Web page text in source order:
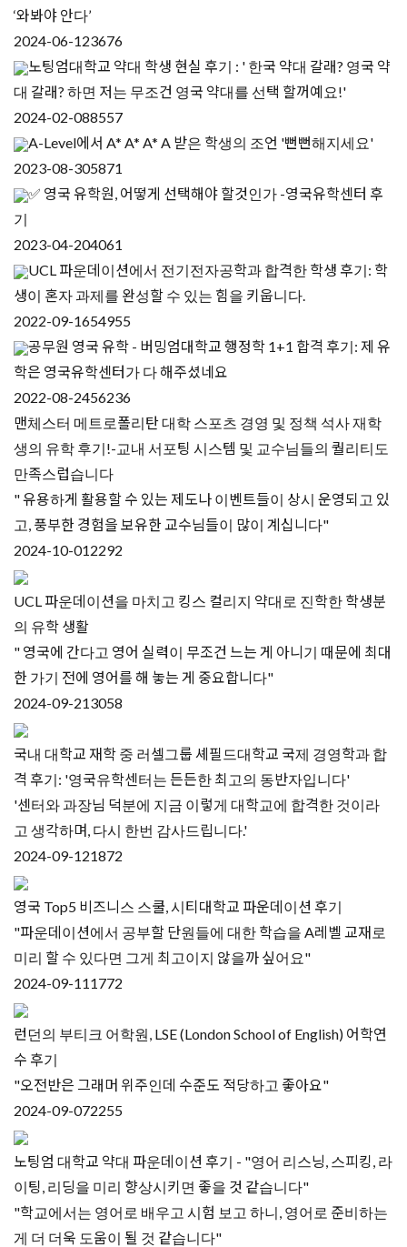
‘와봐야 안다’
2024-06-123676
노팅엄대학교 약대 학생 현실 후기 : ' 한국 약대 갈래? 영국 약
대 갈래? 하면 저는 무조건 영국 약대를 선택 할꺼예요!'
2024-02-088557
A-Level에서 A* A* A* A 받은 학생의 조언 '뻔뻔해지세요'
2023-08-305871
✅ 영국 유학원, 어떻게 선택해야 할것인가 -영국유학센터 후
기
2023-04-204061
UCL 파운데이션에서 전기전자공학과 합격한 학생 후기: 학
생이 혼자 과제를 완성할 수 있는 힘을 키웁니다.
2022-09-1654955
공무원 영국 유학 - 버밍엄대학교 행정학 1+1 합격 후기: 제 유
학은 영국유학센터가 다 해주셨네요
2022-08-2456236
맨체스터 메트로폴리탄 대학 스포츠 경영 및 정책 석사 재학
생의 유학 후기!-교내 서포팅 시스템 및 교수님들의 퀄리티도
만족스럽습니다
" 유용하게 활용할 수 있는 제도나 이벤트들이 상시 운영되고 있
고, 풍부한 경험을 보유한 교수님들이 많이 계십니다"
2024-10-012292
UCL 파운데이션을 마치고 킹스 컬리지 약대로 진학한 학생분
의 유학 생활
" 영국에 간다고 영어 실력이 무조건 느는 게 아니기 때문에 최대
한 가기 전에 영어를 해 놓는 게 중요합니다"
2024-09-213058
국내 대학교 재학 중 러셀그룹 셰필드대학교 국제 경영학과 합
격 후기: '영국유학센터는 든든한 최고의 동반자입니다'
'센터와 과장님 덕분에 지금 이렇게 대학교에 합격한 것이라
고 생각하며, 다시 한번 감사드립니다.'
2024-09-121872
영국 Top5 비즈니스 스쿨, 시티대학교 파운데이션 후기
"파운데이션에서 공부할 단원들에 대한 학습을 A레벨 교재로
미리 할 수 있다면 그게 최고이지 않을까 싶어요"
2024-09-111772
런던의 부티크 어학원, LSE (London School of English) 어학연
수 후기
"오전반은 그래머 위주인데 수준도 적당하고 좋아요"
2024-09-072255
노팅엄 대학교 약대 파운데이션 후기 - "영어 리스닝, 스피킹, 라
이팅, 리딩을 미리 향상시키면 좋을 것 같습니다"
"학교에서는 영어로 배우고 시험 보고 하니, 영어로 준비하는
게 더 더욱 도움이 될 것 같습니다"